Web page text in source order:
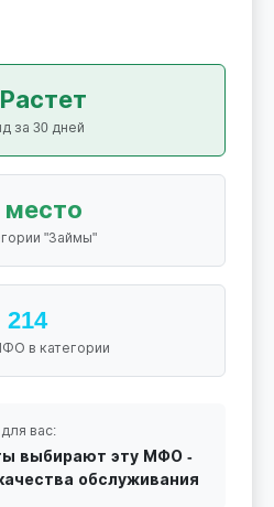
за 30 дней
место
"Займы"
214
в категории
вас:
выбирают эту МФО -
обслуживания